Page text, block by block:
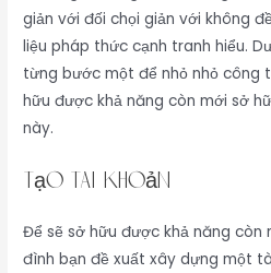
giản với đối chọi giản với không
liệu pháp thức cạnh tranh hiểu.
từng bước một để nhỏ nhỏ công
hữu được khả năng còn mới sở
này.
Tạo tài khoản
Để sẽ sở hữu được khả năng
đình bạn đề xuất xây dựng một